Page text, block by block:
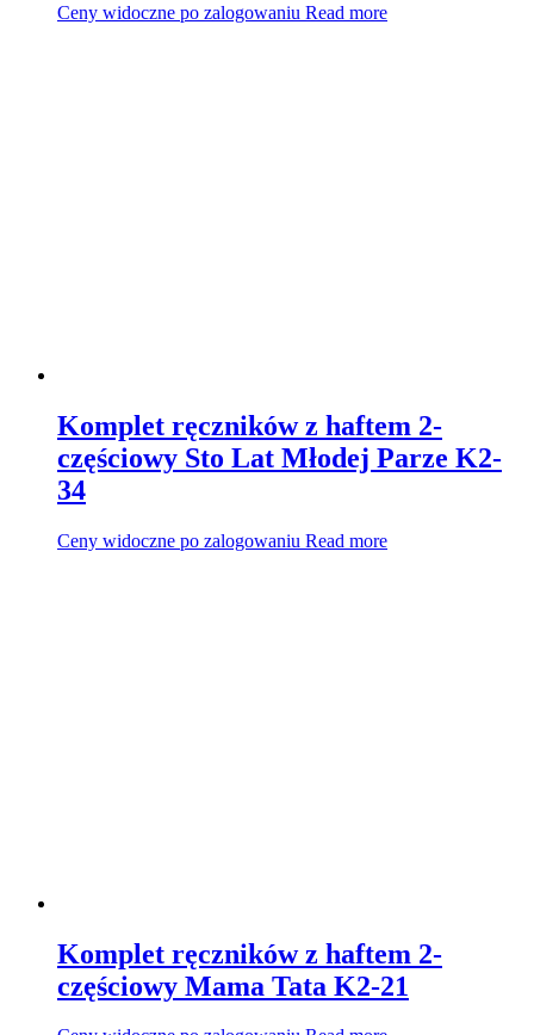
Ceny widoczne po zalogowaniu Read more
Komplet ręczników z haftem 2-
częściowy Sto Lat Młodej Parze K2-
34
Ceny widoczne po zalogowaniu Read more
Komplet ręczników z haftem 2-
częściowy Mama Tata K2-21